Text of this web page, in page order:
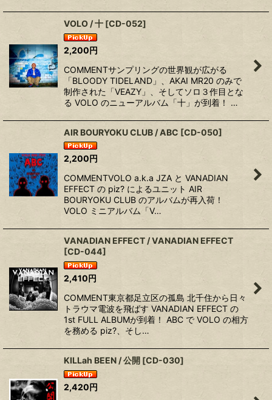
VOLO / 十 [CD-052]
2,200円
COMMENTサンプリングの世界観が広がる
「BLOODY TIDELAND」、AKAI MR20 のみで
制作された「VEAZY」、そしてソロ３作目とな
る VOLO のニューアルバム「十」が到着！ …
AIR BOURYOKU CLUB / ABC [CD-050]
2,200円
COMMENTVOLO a.k.a JZA と VANADIAN
EFFECT の piz? によるユニット AIR
BOURYOKU CLUB のアルバムが再入荷！
VOLO ミニアルバム「V…
VANADIAN EFFECT / VANADIAN EFFECT
[CD-044]
2,410円
COMMENT東京都足立区の孤島 北千住から日々
トラウマ電波を飛ばす VANADIAN EFFECT の
1st FULL ALBUMが到着！ ABC で VOLO の相方
を務める piz?、そし…
KILLah BEEN / 公開 [CD-030]
2,420円